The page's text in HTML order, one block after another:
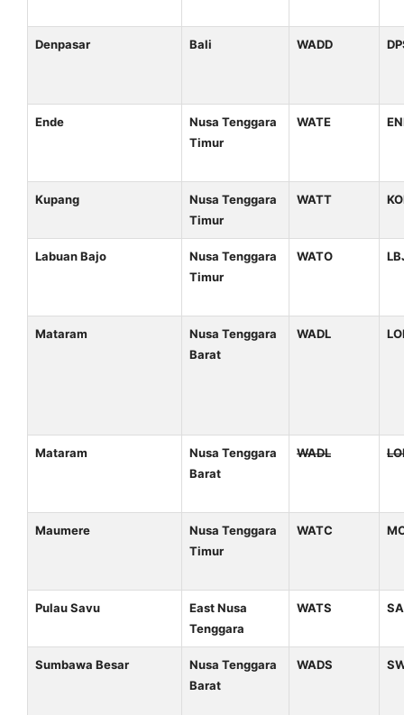
Denpasar Bali WADD
Ende
Nusa Tenggara
Timur
WATE
Kupang
Nusa Tenggara
Timur
WATT
Labuan Bajo
Nusa Tenggara
Timur
WATO
Mataram
Nusa Tenggara
Barat
WADL
Mataram
Nusa Tenggara
Barat
WADL
Maumere
Nusa Tenggara
Timur
WATC
Pulau Savu
East Nusa
Tenggara
WATS
Sumbawa Besar
Nusa Tenggara
Barat
WADS